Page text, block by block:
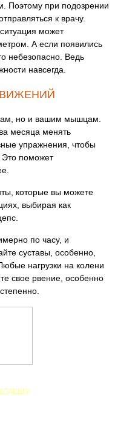
Поэтому при подозрении
к врачу.
может
А если появились
небезопасно. Ведь
навсегда.
но и вашим мышцам.
месяца менять
упражнения, чтобы
Это поможет
которые вы можете
выбирая как
по часу, и
суставы, особенно,
нагрузки на колени
свое рвение, особенно